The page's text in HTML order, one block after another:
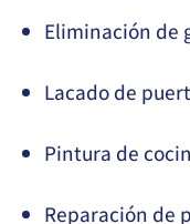
Eliminación de
Lacado de
Pintura de
Reparación de